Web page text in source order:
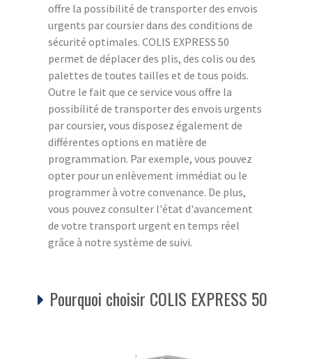
offre la possibilité de transporter des envois
urgents par coursier dans des conditions de
sécurité optimales. COLIS EXPRESS 50
permet de déplacer des plis, des colis ou des
palettes de toutes tailles et de tous poids.
Outre le fait que ce service vous offre la
possibilité de transporter des envois urgents
par coursier, vous disposez également de
différentes options en matière de
programmation. Par exemple, vous pouvez
opter pour un enlèvement immédiat ou le
programmer à votre convenance. De plus,
vous pouvez consulter l'état d'avancement
de votre transport urgent en temps réel
grâce à notre système de suivi.
Pourquoi choisir COLIS EXPRESS 50